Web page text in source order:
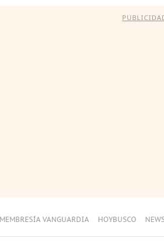
MEMBRESÍA VANGUARDIA HOYBUSCO